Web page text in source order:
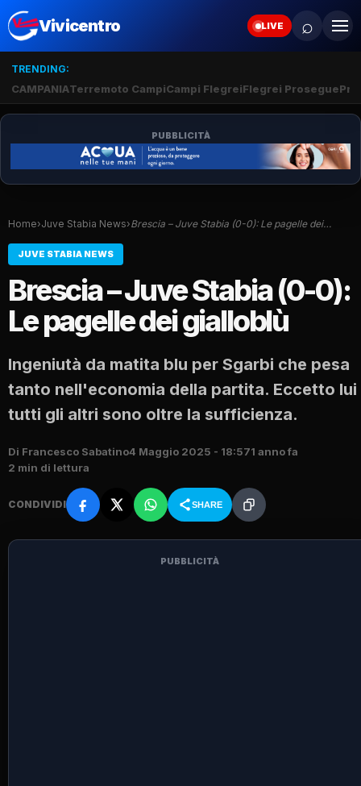
Vivicentro LIVE ⌕
TRENDING:
CAMPANIATerremoto CampiCampi FlegreiFlegrei Prosegue
PUBBLICITÀ
Home›Juve Stabia News›Brescia – Juve Stabia (0-0): Le pagelle dei…
JUVE STABIA NEWS
Brescia – Juve Stabia (0-0):
Le pagelle dei gialloblù
Ingeniutà da matita blu per Sgarbi che pesa
tanto nell'economia della partita. Eccetto lui
tutti gli altri sono oltre la sufficienza.
Di Francesco Sabatino4 Maggio 2025 - 18:571 anno fa
2 min di lettura
CONDIVIDI SHARE
PUBBLICITÀ